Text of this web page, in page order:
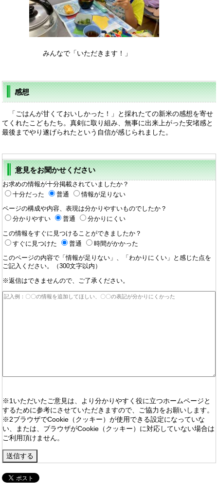
みんなで「いただきます！」
感想
「ごはんが甘くておいしかった！」と採れたての新米の感想を寄せ
てくれたこどもたち。真剣に取り組み、無事に出来上がった安堵感と
最後までやり遂げられたという自信が感じられました。
意見をお聞かせください
お求めの情報が十分掲載されていましたか？
十分だった
普通 情報が足りない
ページの構成や内容、表現は分かりやすいものでしたか？
分かりやすい
普通 分かりにくい
この情報をすぐに見つけることができましたか？
すぐに見つけた
普通 時間がかかった
このページの内容で「情報が足りない」、「わかりにくい」と感じた点を
ご記入ください。（300文字以内）
※返信はできませんので、ご了承ください。
※1いただいたご意見は、より分かりやすく役に立つホームページと
するために参考にさせていただきますので、ご協力をお願いします。
※2ブラウザでCookie（クッキー）が使用できる設定になっていな
い、または、ブラウザがCookie（クッキー）に対応していない場合は
ご利用頂けません。